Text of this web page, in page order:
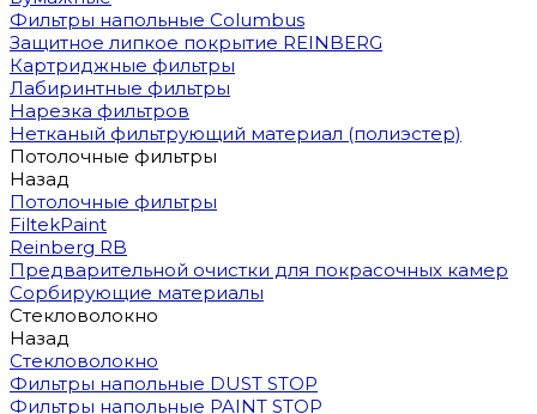
Фильтры напольные Columbus
Защитное липкое покрытие REINBERG
Картриджные фильтры
Лабиринтные фильтры
Нарезка фильтров
Нетканый фильтрующий материал (полиэстер)
Потолочные фильтры
Назад
Потолочные фильтры
FiltekPaint
Reinberg RB
Предварительной очистки для покрасочных камер
Сорбирующие материалы
Стекловолокно
Назад
Стекловолокно
Фильтры напольные DUST STOP
Фильтры напольные PAINT STOP